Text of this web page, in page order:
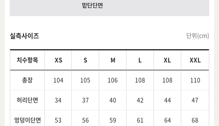
실측사이즈 단위(cm)
치수항목 XS S M L XL XXL
총장 104 105 106 108 108 110
허리단면 34 37 40 42 44 47
엉덩이단면 53 56 59 61 64 68